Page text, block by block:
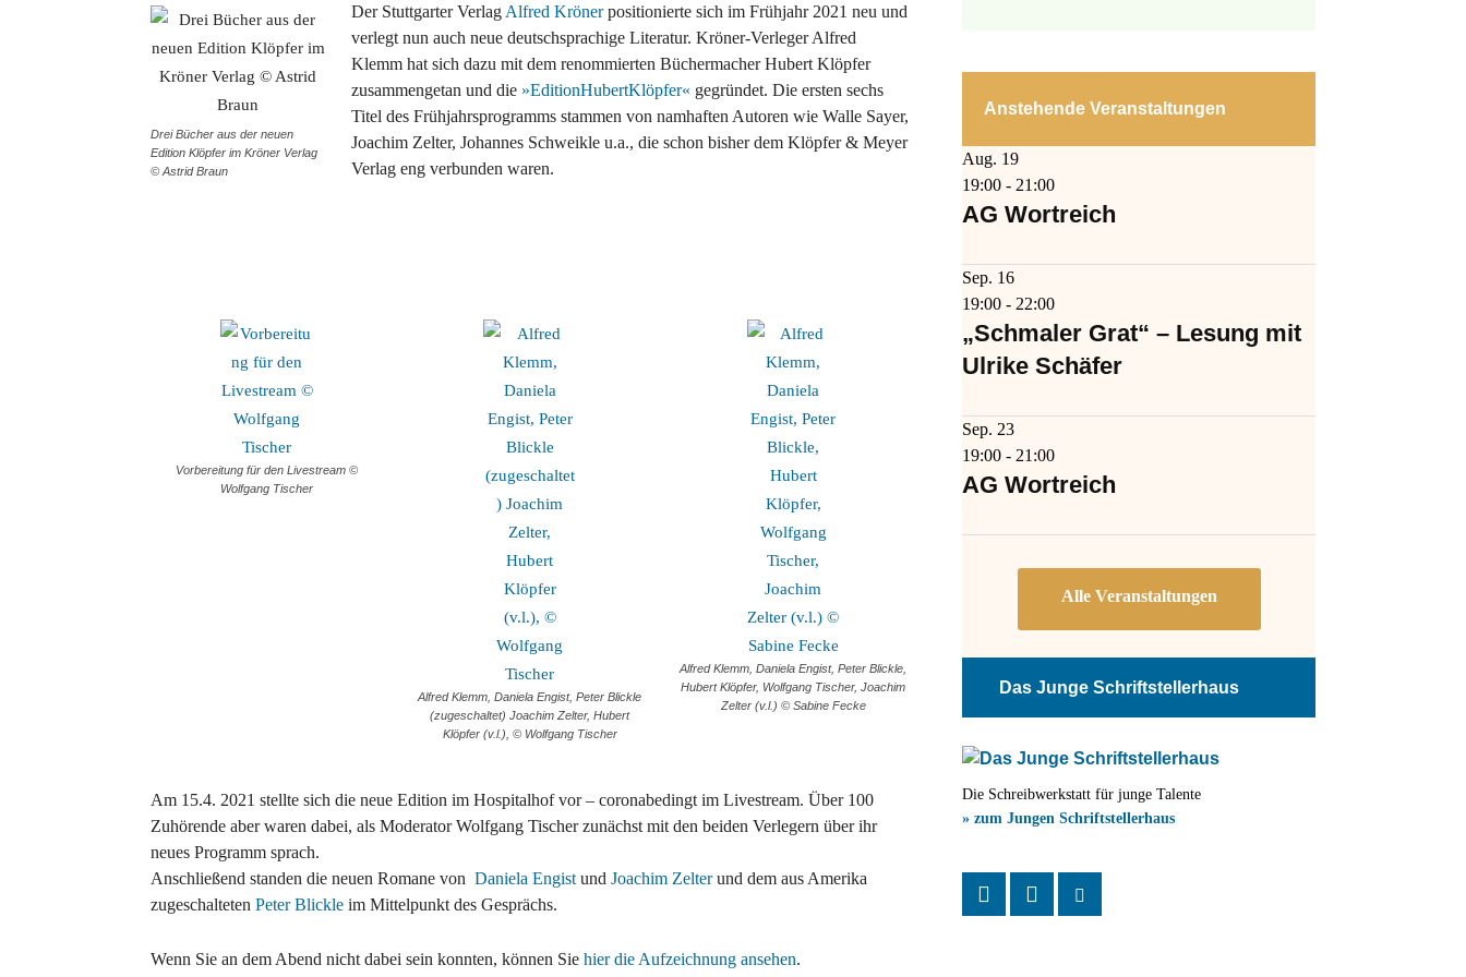
Drei Bücher aus der neuen
Edition Klöpfer im Kröner Verlag
© Astrid Braun
Der Stuttgarter Verlag Alfred Krönerpositionierte sich im Frühjahr 2021 neu und
verlegt nun auch neue deutschsprachige Literatur. Kröner-Verleger Alfred
Klemm hat sich dazu mit dem renommierten Büchermacher Hubert Klöpfer
zusammengetan und die »EditionHubertKlöpfer« gegründet. Die ersten sechs
Titel des Frühjahrsprogramms stammen von namhaften Autoren wie Walle Sayer,
Joachim Zelter, Johannes Schweikle u.a., die schon bisher dem Klöpfer & Meyer
Verlag eng verbunden waren.
Vorbereitung für den Livestream ©
Wolfgang Tischer
Alfred Klemm, Daniela Engist, Peter Blickle
(zugeschaltet) Joachim Zelter, Hubert
Klöpfer (v.l.), © Wolfgang Tischer
Alfred Klemm, Daniela Engist, Peter Blickle,
Hubert Klöpfer, Wolfgang Tischer, Joachim
Zelter (v.l.) © Sabine Fecke
Am 15.4. 2021 stellte sich die neue Edition im Hospitalhof vor – coronabedingt im Livestream. Über 100
Zuhörende aber waren dabei, als Moderator Wolfgang Tischer zunächst mit den beiden Verlegern über ihr
neues Programm sprach.
Anschließend standen die neuen Romane von Daniela Engist und Joachim Zelterund dem aus Amerika
zugeschalteten Peter Blickle im Mittelpunkt des Gesprächs.
Wenn Sie an dem Abend nicht dabei sein konnten, können Sie hier die Aufzeichnung ansehen.
Anstehende Veranstaltungen
Aug. 19
19:00 - 21:00
AG Wortreich
Sep. 16
19:00 - 22:00
„Schmaler Grat“ – Lesung mit
Ulrike Schäfer
Sep. 23
19:00 - 21:00
AG Wortreich
Das Junge Schriftstellerhaus
Die Schreibwerkstatt für junge Talente
» zum Jungen Schriftstellerhaus